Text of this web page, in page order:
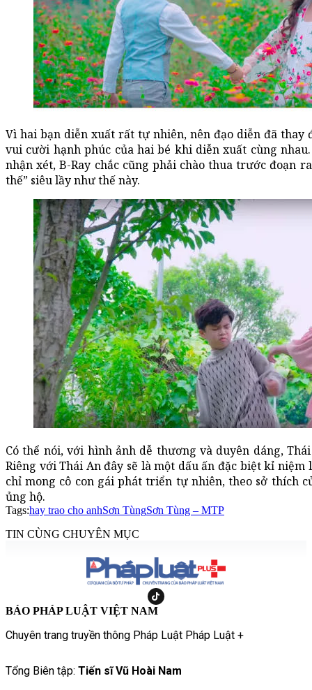
Vì hai bạn diễn xuất rất tự nhiên, nên đạo diễn đã
vui cười hạnh phúc của hai bé khi diễn xuất cùng
nhận xét, B-Ray chắc cũng phải chào thua trước đoạn
thế” siêu lầy như thế này.
Có thể nói, với hình ảnh dễ thương và duyên dáng,
Riêng với Thái An đây sẽ là một dấu ấn đặc biệt kỉ
chỉ mong cô con gái phát triển tự nhiên, theo sở thích
ủng hộ.
Tags:hay trao cho anhSơn TùngSơn Tùng – MTP
TIN CÙNG CHUYÊN MỤC
BÁO PHÁP LUẬT VIỆT NAM
Chuyên trang truyền thông Pháp Luật Pháp Luật +
Tổng Biên tập: Tiến sĩ Vũ Hoài Nam